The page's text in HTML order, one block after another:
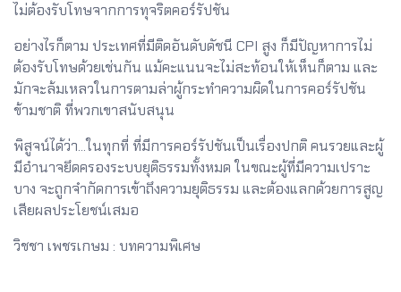
ไม่ต้องรับโทษจากการทุจริตคอร์รัปชัน
อย่างไรก็ตาม ประเทศที่มีติดอันดับดัชนี CPI สูง ก็มีปัญหาการไม่
ต้องรับโทษด้วยเช่นกัน แม้คะแนนจะไม่สะท้อนให้เห็นก็ตาม และ
มักจะล้มเหลวในการตามล่าผู้กระทำความผิดในการคอร์รัปชัน
ข้ามชาติ ที่พวกเขาสนับสนุน
พิสูจน์ได้ว่า...ในทุกที่ ที่มีการคอร์รัปชันเป็นเรื่องปกติ คนรวยและผู้
มีอำนาจยึดครองระบบยุติธรรมทั้งหมด ในขณะผู้ที่มีความเปราะ
บาง จะถูกจำกัดการเข้าถึงความยุติธรรม และต้องแลกด้วยการสูญ
เสียผลประโยชน์เสมอ
วิชชา เพชรเกษม : บทความพิเศษ